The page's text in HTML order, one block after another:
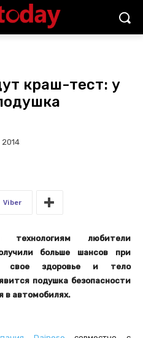
краш-тест: у
Viber
технологиям любители
больше шансов при
свое здоровье и тело
подушка безопасности
в автомобилях.